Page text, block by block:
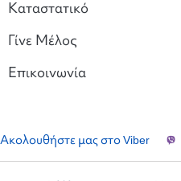
Καταστατικό
Γίνε Μέλος
Επικοινωνία
Ακολουθήστε μας στο Viber